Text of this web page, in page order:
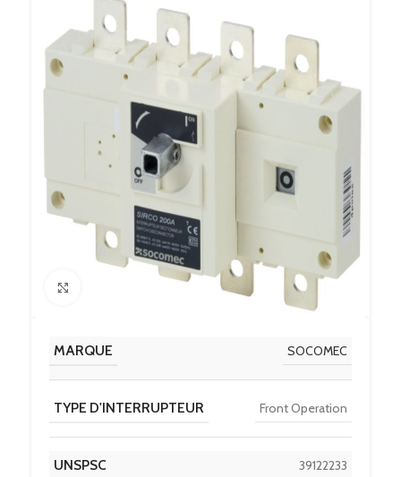
MARQUE SOCOMEC
TYPE D'INTERRUPTEUR Front Operation
UNSPSC 39122233